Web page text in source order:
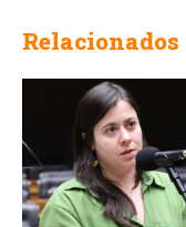
Relacionados